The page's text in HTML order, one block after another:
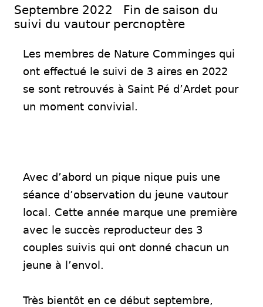
Septembre 2022 Fin de saison du
suivi du vautour percnoptère
Les membres de Nature Comminges qui
ont effectué le suivi de 3 aires en 2022
se sont retrouvés à Saint Pé d’Ardet pour
un moment convivial.
Avec d’abord un pique nique puis une
séance d’observation du jeune vautour
local. Cette année marque une première
avec le succès reproducteur des 3
couples suivis qui ont donné chacun un
jeune à l’envol.
Très bientôt en ce début septembre,